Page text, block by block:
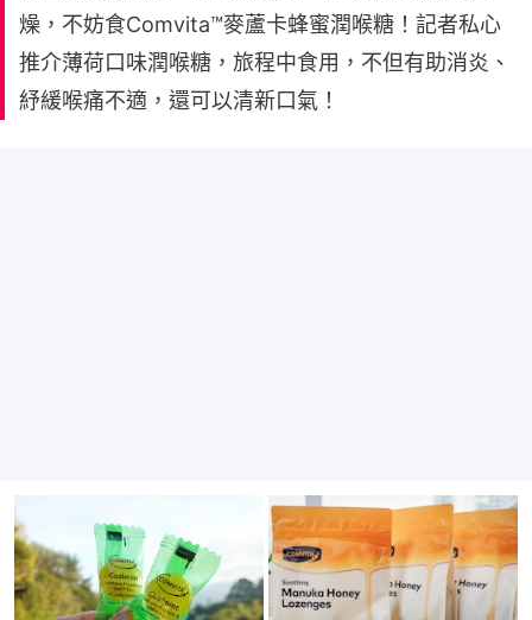
燥，不妨食Comvita™️麥蘆卡蜂蜜潤喉糖！記者私心
推介薄荷口味潤喉糖，旅程中食用，不但有助消炎、
紓緩喉痛不適，還可以清新口氣！